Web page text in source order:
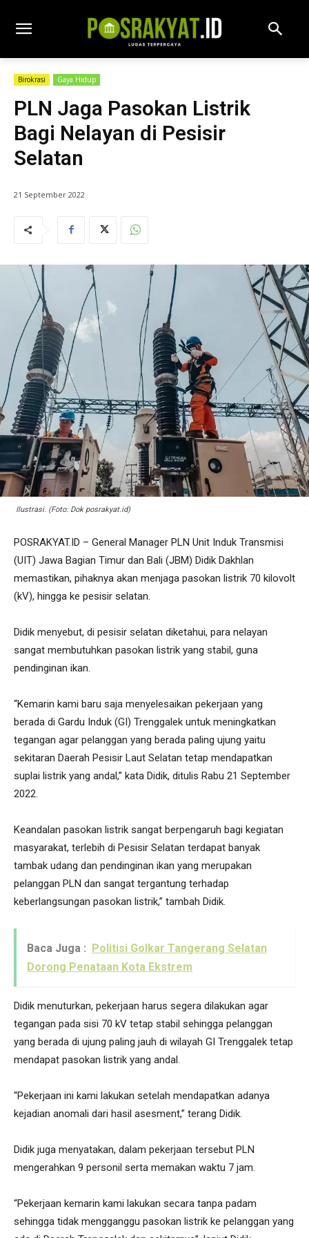
Birokrasi Gaya Hidup
PLN Jaga Pasokan Listrik
Bagi Nelayan di Pesisir
Selatan
21 September 2022
Ilustrasi. (Foto: Dok posrakyat.id)
POSRAKYAT.ID – General Manager PLN Unit Induk Transmisi
(UIT) Jawa Bagian Timur dan Bali (JBM) Didik Dakhlan
memastikan, pihaknya akan menjaga pasokan listrik 70 kilovolt
(kV), hingga ke pesisir selatan.
Didik menyebut, di pesisir selatan diketahui, para nelayan
sangat membutuhkan pasokan listrik yang stabil, guna
pendinginan ikan.
“Kemarin kami baru saja menyelesaikan pekerjaan yang
berada di Gardu Induk (GI) Trenggalek untuk meningkatkan
tegangan agar pelanggan yang berada paling ujung yaitu
sekitaran Daerah Pesisir Laut Selatan tetap mendapatkan
suplai listrik yang andal,” kata Didik, ditulis Rabu 21 September
2022.
Keandalan pasokan listrik sangat berpengaruh bagi kegiatan
masyarakat, terlebih di Pesisir Selatan terdapat banyak
tambak udang dan pendinginan ikan yang merupakan
pelanggan PLN dan sangat tergantung terhadap
keberlangsungan pasokan listrik,” tambah Didik.
Baca Juga : Politisi Golkar Tangerang Selatan
Dorong Penataan Kota Ekstrem
Didik menuturkan, pekerjaan harus segera dilakukan agar
tegangan pada sisi 70 kV tetap stabil sehingga pelanggan
yang berada di ujung paling jauh di wilayah GI Trenggalek tetap
mendapat pasokan listrik yang andal.
“Pekerjaan ini kami lakukan setelah mendapatkan adanya
kejadian anomali dari hasil asesment,” terang Didik.
Didik juga menyatakan, dalam pekerjaan tersebut PLN
mengerahkan 9 personil serta memakan waktu 7 jam.
“Pekerjaan kemarin kami lakukan secara tanpa padam
sehingga tidak mengganggu pasokan listrik ke pelanggan yang